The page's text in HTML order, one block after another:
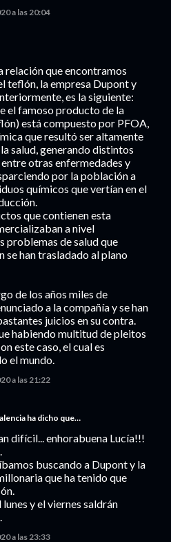
a las 20:04
relación que encontramos
teflón, la empresa Dupont y
es la siguiente:
el famoso producto de la
está compuesto por PFOA,
que resultó ser altamente
salud, generando distintos
otras enfermedades y
por la población a
químicos que vertían en el
que contienen esta
a nivel
problemas de salud que
se han trasladado al plano
de los años miles de
a la compañía y se han
juicios en su contra.
habiendo multitud de pleitos
este caso, el cual es
el mundo.
a las 21:22
ha dicho que…
difícil... enhorabuena Lucía!!!
buscando a Dupont y la
que ha tenido que
y el viernes saldrán
a las 23:33